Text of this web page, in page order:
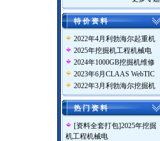
特 价 资 料
2022年4月利勃海尔起重机
2025年挖掘机工程机械电
2024年1000GB挖掘机维修
2023年6月CLAAS WebTIC
2022年3月利勃海尔挖掘机
热 门 资 料
[资料全套打包]2025年挖掘
机工程机械电